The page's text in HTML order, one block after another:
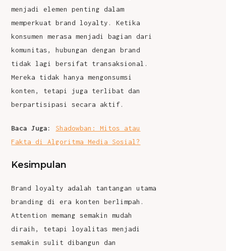
menjadi elemen penting dalam
memperkuat brand loyalty. Ketika
konsumen merasa menjadi bagian dari
komunitas, hubungan dengan brand
tidak lagi bersifat transaksional.
Mereka tidak hanya mengonsumsi
konten, tetapi juga terlibat dan
berpartisipasi secara aktif.
Baca Juga: Shadowban: Mitos atau
Fakta di Algoritma Media Sosial?
Kesimpulan
Brand loyalty adalah tantangan utama
branding di era konten berlimpah.
Attention memang semakin mudah
diraih, tetapi loyalitas menjadi
semakin sulit dibangun dan